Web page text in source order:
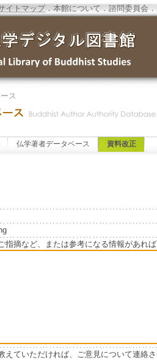
イトマップ．本館について ．諮問委員会 ．
ス
仏学著者データベース 資料改正
指摘など、または参考になる情報があれ
えていただければ、ご意見について連絡